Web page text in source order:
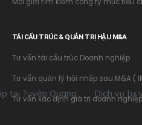
TÁI CẤU TRÚC & QUẢN TRỊ HẬU M&A
Tư vấn tái cấu trúc Doanh nghiệp
Tư vấn quản lý hội nhập sau M&A (
Tư vấn xác định giá trị doanh
Quang Dịch vụ tư vấn